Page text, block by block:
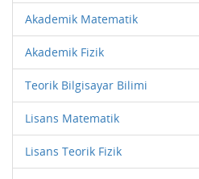
Akademik Matematik
Akademik Fizik
Teorik Bilgisayar Bilimi
Lisans Matematik
Lisans Teorik Fizik